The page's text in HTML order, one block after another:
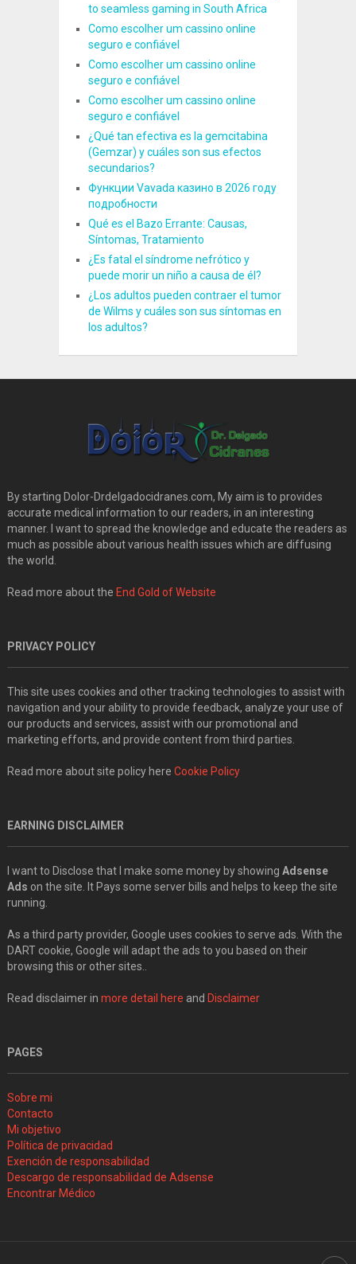
to seamless gaming in South Africa
Como escolher um cassino online
seguro e confiável
Como escolher um cassino online
seguro e confiável
Como escolher um cassino online
seguro e confiável
¿Qué tan efectiva es la gemcitabina
(Gemzar) y cuáles son sus efectos
secundarios?
Функции Vavada казино в 2026 году
подробности
Qué es el Bazo Errante: Causas,
Síntomas, Tratamiento
¿Es fatal el síndrome nefrótico y
puede morir un niño a causa de él?
¿Los adultos pueden contraer el tumor
de Wilms y cuáles son sus síntomas en
los adultos?
By starting Dolor-Drdelgadocidranes.com, My aim is to provides
accurate medical information to our readers, in an interesting
manner. I want to spread the knowledge and educate the readers as
much as possible about various health issues which are diffusing
the world.
Read more about the End Gold of Website
PRIVACY POLICY
This site uses cookies and other tracking technologies to assist with
navigation and your ability to provide feedback, analyze your use of
our products and services, assist with our promotional and
marketing efforts, and provide content from third parties.
Read more about site policy here Cookie Policy
EARNING DISCLAIMER
I want to Disclose that I make some money by showing Adsense
Ads on the site. It Pays some server bills and helps to keep the site
running.
As a third party provider, Google uses cookies to serve ads. With the
DART cookie, Google will adapt the ads to you based on their
browsing this or other sites..
Read disclaimer in more detail here and Disclaimer
PAGES
Sobre mi
Contacto
Mi objetivo
Política de privacidad
Exención de responsabilidad
Descargo de responsabilidad de Adsense
Encontrar Médico